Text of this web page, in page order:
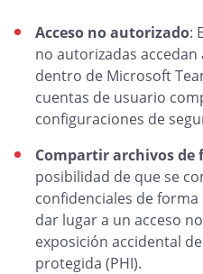
Acceso no autorizado:
no autorizadas
dentro de Microsoft
cuentas de usuario
configuraciones de
Compartir archivos de
posibilidad de que se
confidenciales de
dar lugar a un acceso
exposición accidental
protegida (PHI).